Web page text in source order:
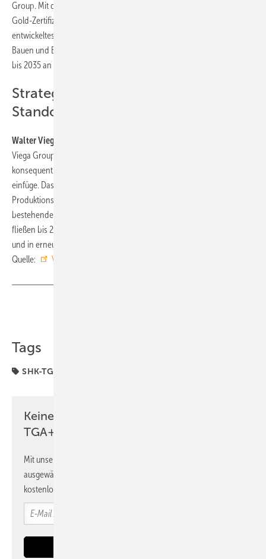
Group. Mit dem Werk in Mantua strebt das Unternehmen eine LEED-
Gold-Zertifizierung an – ein vom US Green Building Council
entwickeltes, international anerkanntes System für ökologisches
Bauen und Betreiben von Gebäuden. Die Unternehmensgruppe will
bis 2035 an allen Standorten Klimaneutralität erreichen.
Strategische Investition in den
Standort
Walter Viegener
Viega Group erklärt, dass sich die zweite Produktionsstätte in den USA
konsequent in die unternehmensweiten Standortinvestitionen
einfüge. Das Unternehmen baut aktuell mit 150 Mio. Euro einen neuen
Produktionsstandort in Kirkel (Saarland/Deutschland) auf. In die
bestehenden deutschen Standorte in Thüringen und Südwestfalen
fließen bis 2028 250 Mio. Euro in die Modernisierung, Erweiterung
und in erneuerbare Energien. ■
Quelle:
Viega
Tags
SHK-TGA-Hersteller bauen
Keine Zeit? Kein Problem mit dem
TGA+E Newsletter!
Mit unserem Newsletter erhalten Sie regelmäßig von uns
ausgewählte Informationen und Neuigkeiten, gebündelt und
kostenlos direkt ins Postfach.